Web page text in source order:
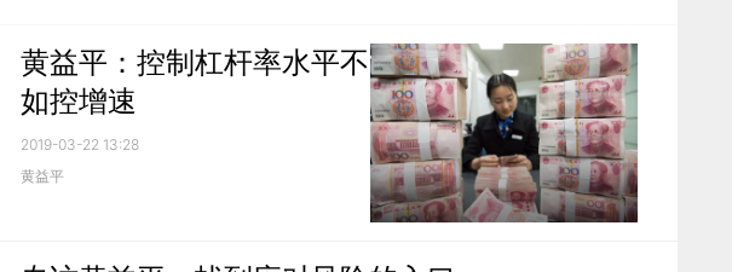
黄益平：控制杠杆率水平不
如控增速
2019-03-22 13:28
黄益平